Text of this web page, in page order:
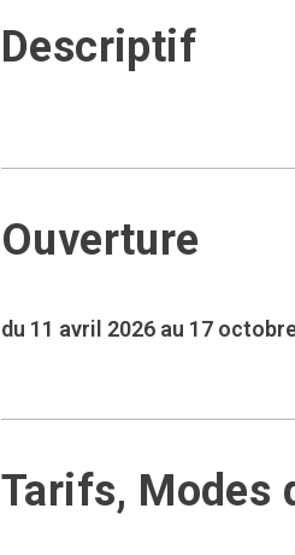
Descriptif
Ouverture
du 11 avril 2026 au 17
Tarifs, Modes